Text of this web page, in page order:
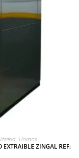
, Hornos
EXTRAIBLE ZINGAL REF: